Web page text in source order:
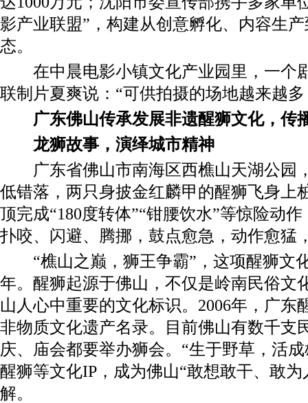
影产业联盟”，构建从创意孵化、内容生
态。
在中晨电影小镇文化产业园里，一个
联制片夏爽说：“可供拍摄的场地越来越
广东佛山传承发展非遗醒狮文化，
龙狮故事，演绎城市精神
广东省佛山市南海区西樵山天湖公园
低错落，两只身披金红麟甲的醒狮飞身上
顶完成“180度转体”“钳腰饮水”等惊险动
扑咬、闪避、腾挪，鼓点愈急，动作愈猛
“樵山之巅，狮王争霸”，这项醒狮文
年。醒狮起源于佛山，不仅是岭南民俗文
山人心中重要的文化标识。2006年，广东
非物质文化遗产名录。目前佛山有数千支
庆、庙会都要举办狮会。“生于野草，活
醒狮等文化IP，成为佛山“敢想敢干、敢
解。